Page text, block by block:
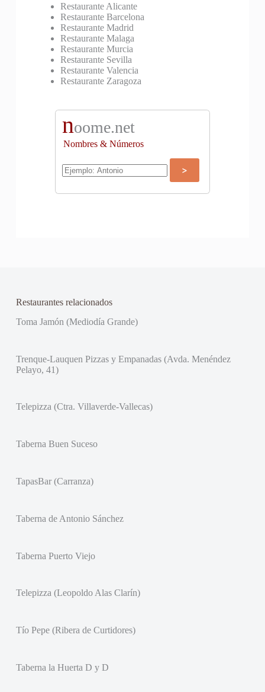
Restaurante Alicante
Restaurante Barcelona
Restaurante Madrid
Restaurante Malaga
Restaurante Murcia
Restaurante Sevilla
Restaurante Valencia
Restaurante Zaragoza
noome.net
Nombres & Números
Restaurantes relacionados
Toma Jamón (Mediodía Grande)
Trenque-Lauquen Pizzas y Empanadas (Avda. Menéndez
Pelayo, 41)
Telepizza (Ctra. Villaverde-Vallecas)
Taberna Buen Suceso
TapasBar (Carranza)
Taberna de Antonio Sánchez
Taberna Puerto Viejo
Telepizza (Leopoldo Alas Clarín)
Tío Pepe (Ribera de Curtidores)
Taberna la Huerta D y D